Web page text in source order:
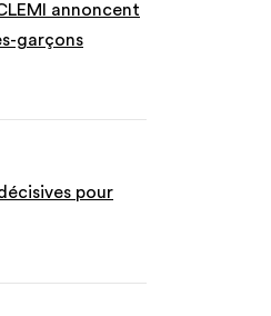
annoncent
garçons
pour